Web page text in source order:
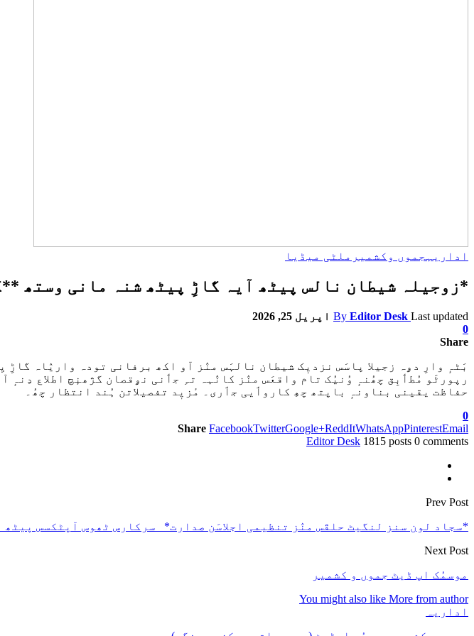
اداریہ جموں وکشمیر ملٹی میڈیا
*زوجیلہ شیطان نالس پیٹھ آیہ گاڑِ پیٹھ شنہ مانی وستھ
By Editor Desk Last updated
اپریل 25, 2026
0
Share
بَٹہٕ وارِ دۄہ زجیلا پاسَس نزدیٖک شیطان نالہَس منٛز آو اکھ برفانی تودہ واریٛاہ
رپورٹَو مُطٲبِق چھُنہٕ وُنیُک تام واقعَس منٛز کانٛہہ تہِ جٲنی نۄقصان گژھنٕچ اطلاع دِنہٕ
حفاظت یقینی بناونہٕ باپتھ چھِ کاروٲیی جٲری۔ مٔزیٖد تفصیلاتن ہُند انتظار چھُ۔
0
Share FacebookTwitterGoogle+ReddItWhatsAppPinterestEmail
Editor Desk 1815 posts 0 comments
Prev Post
*سجاد لون سنز لنگیٹ حلقَس منٛز تنظیمی اجلاسَن صدارت*_ سرکارس ٹھوس آپٹکسس
Next Post
موسمُک اپ ڈیٹ جموں و کشمیر
You might also like More from author
اداریہ